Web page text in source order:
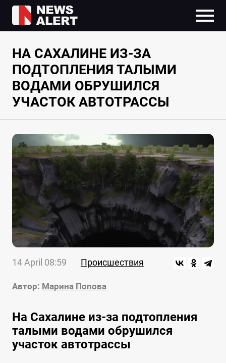
НА САХАЛИНЕ ИЗ-ЗА
ПОДТОПЛЕНИЯ ТАЛЫМИ
ВОДАМИ ОБРУШИЛСЯ
УЧАСТОК АВТОТРАССЫ
14 April 08:59 Происшествия
Автор: Марина Попова
На Сахалине из-за подтопления
талыми водами обрушился
участок автотрассы